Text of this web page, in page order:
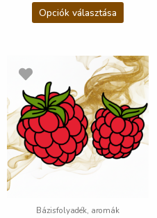
Opciók választása
Bázisfolyadék, aromák